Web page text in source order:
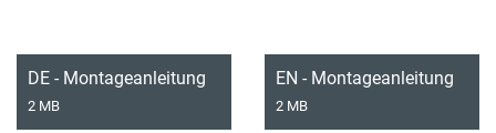
DE - Montageanleitung
2 MB
EN - Montageanleitung
2 MB